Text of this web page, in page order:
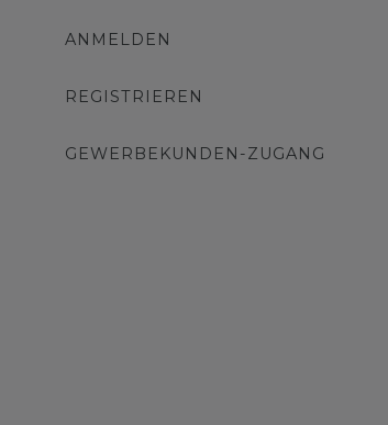
ANMELDEN
REGISTRIEREN
GEWERBEKUNDEN-ZUGANG